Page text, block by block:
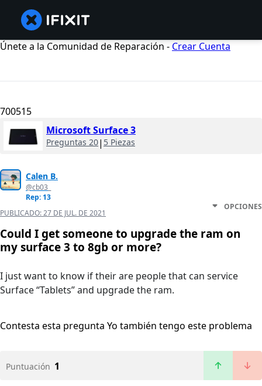
Únete a la Comunidad de Reparación - Crear Cuenta
700515
Microsoft Surface 3
Preguntas 20| 5 Piezas
Calen B.
@cb03_
Rep: 13
PUBLICADO:27 DE JUL. DE 2021
OPCIONES
Could I get someone to upgrade the ram on
my surface 3 to 8gb or more?
I just want to know if their are people that can service
Surface “Tablets” and upgrade the ram.
Contesta esta pregunta Yo también tengo este problema
Puntuación 1